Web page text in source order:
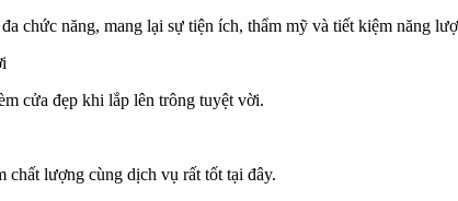
đa chức năng, mang lại sự tiện ích, thẩm mỹ và tiết kiệm năng
cửa đẹp khi lắp lên trông tuyệt vời.
chất lượng cùng dịch vụ rất tốt tại đây.